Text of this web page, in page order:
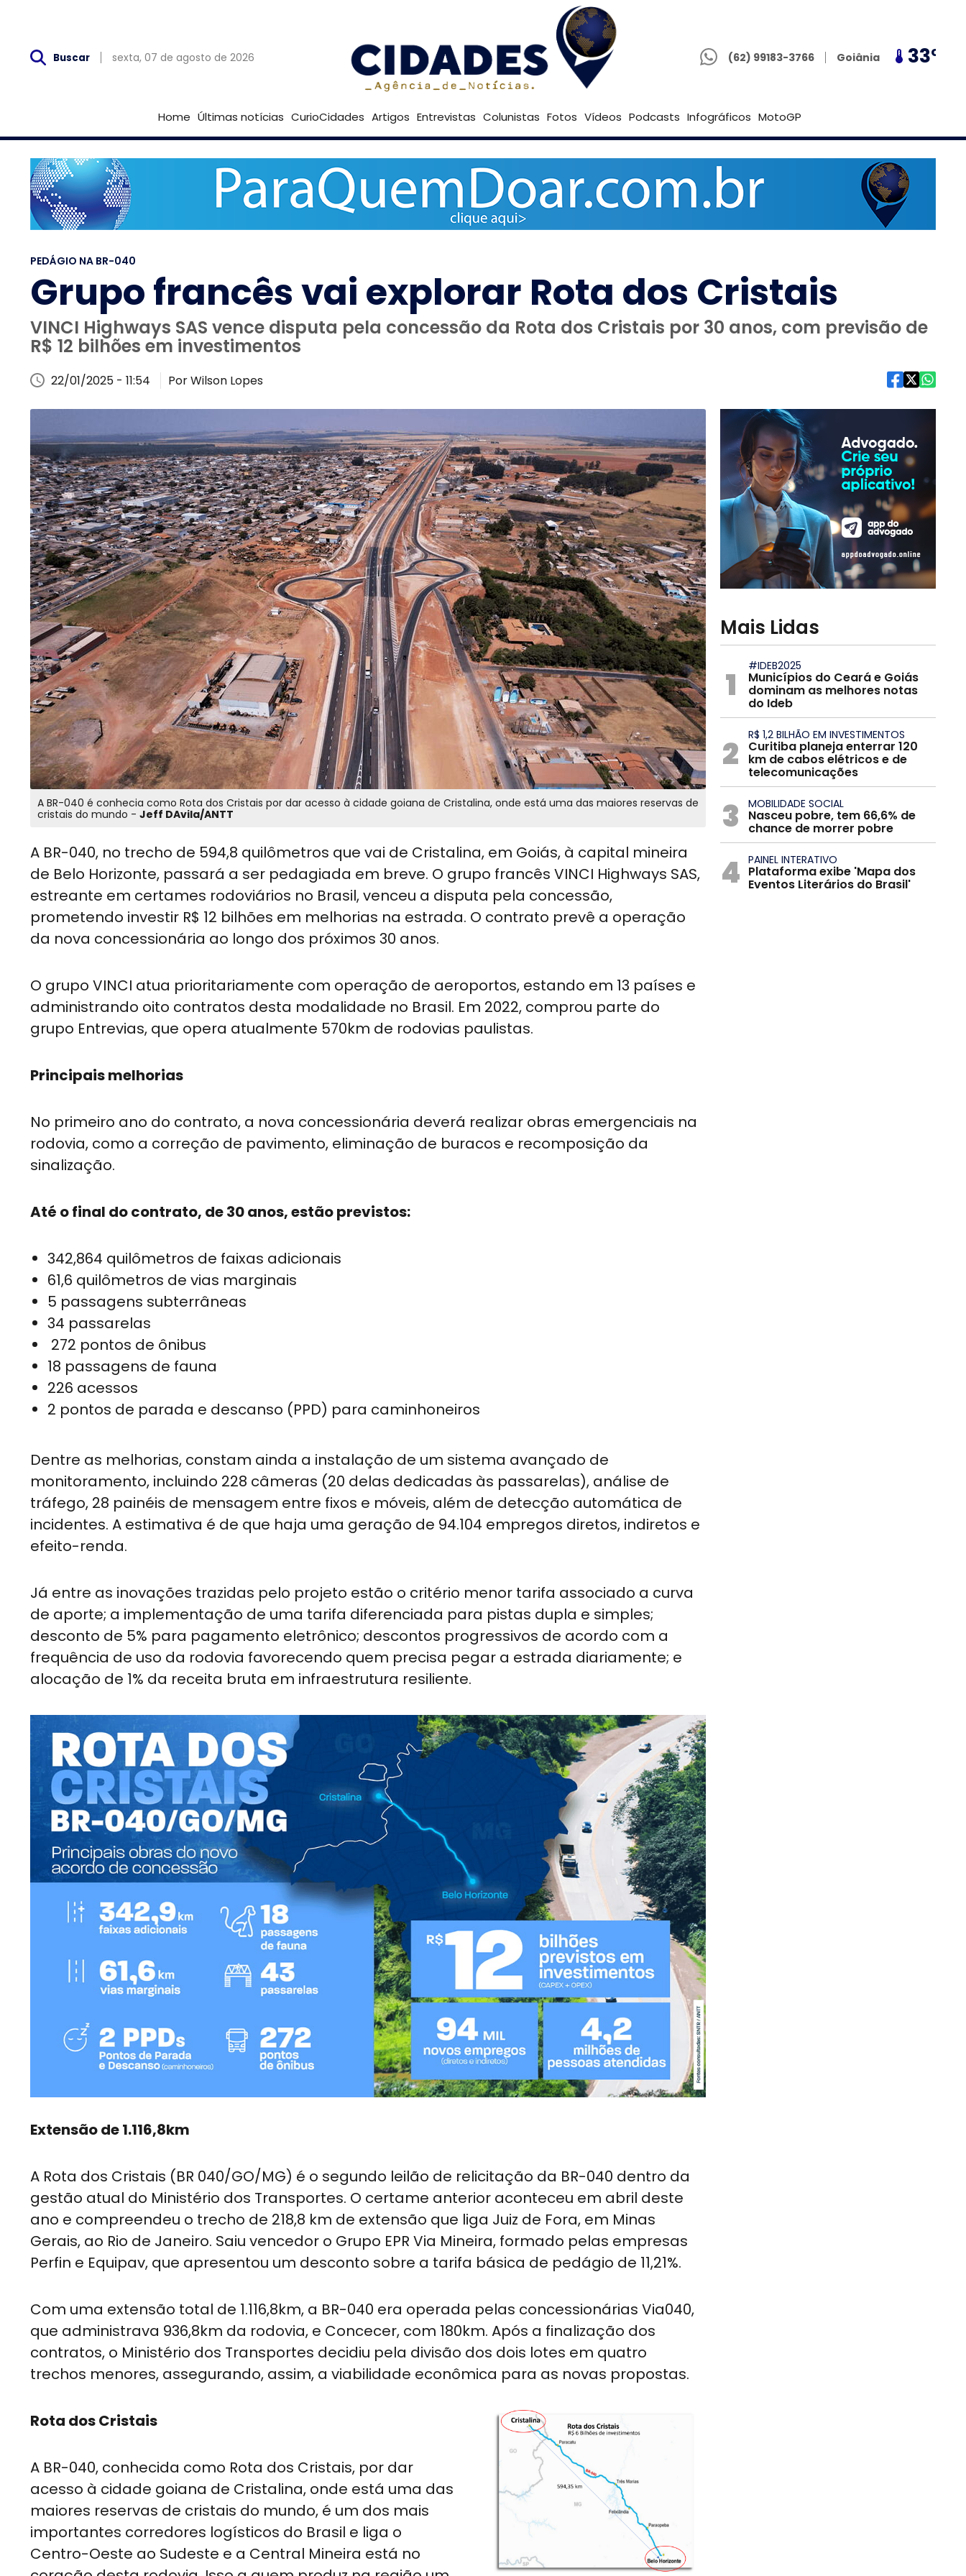
Buscar sexta, 07 de agosto de 2026 (62) 99183-3766
Goiânia 33º Brasília Goiânia 33º Brasília 30º
Home Últimas notícias CurioCidades Artigos Entrevistas Colunistas Fotos Vídeos Podcasts Infográficos MotoGP
PEDÁGIO NA BR-040
Grupo francês vai explorar Rota dos Cristais
VINCI Highways SAS vence disputa pela concessão da Rota dos Cristais por 30 anos, com previsão de
R$ 12 bilhões em investimentos
22/01/2025 - 11:54 Por Wilson Lopes
A BR-040 é conhecia como Rota dos Cristais por dar acesso à cidade goiana de Cristalina, onde está uma das maiores reservas de
cristais do mundo - Jeff DAvila/ANTT
A BR-040, no trecho de 594,8 quilômetros que vai de Cristalina, em Goiás, à capital mineira
de Belo Horizonte, passará a ser pedagiada em breve. O grupo francês VINCI Highways SAS,
estreante em certames rodoviários no Brasil, venceu a disputa pela concessão,
prometendo investir R$ 12 bilhões em melhorias na estrada. O contrato prevê a operação
da nova concessionária ao longo dos próximos 30 anos.
O grupo VINCI atua prioritariamente com operação de aeroportos, estando em 13 países e
administrando oito contratos desta modalidade no Brasil. Em 2022, comprou parte do
grupo Entrevias, que opera atualmente 570km de rodovias paulistas.
Principais melhorias
No primeiro ano do contrato, a nova concessionária deverá realizar obras emergenciais na
rodovia, como a correção de pavimento, eliminação de buracos e recomposição da
sinalização.
Até o final do contrato, de 30 anos, estão previstos:
342,864 quilômetros de faixas adicionais
61,6 quilômetros de vias marginais
5 passagens subterrâneas
34 passarelas
272 pontos de ônibus
18 passagens de fauna
226 acessos
2 pontos de parada e descanso (PPD) para caminhoneiros
Dentre as melhorias, constam ainda a instalação de um sistema avançado de
monitoramento, incluindo 228 câmeras (20 delas dedicadas às passarelas), análise de
tráfego, 28 painéis de mensagem entre fixos e móveis, além de detecção automática de
incidentes. A estimativa é de que haja uma geração de 94.104 empregos diretos, indiretos e
efeito-renda.
Já entre as inovações trazidas pelo projeto estão o critério menor tarifa associado a curva
de aporte; a implementação de uma tarifa diferenciada para pistas dupla e simples;
desconto de 5% para pagamento eletrônico; descontos progressivos de acordo com a
frequência de uso da rodovia favorecendo quem precisa pegar a estrada diariamente; e
alocação de 1% da receita bruta em infraestrutura resiliente.
Extensão de 1.116,8km
A Rota dos Cristais (BR 040/GO/MG) é o segundo leilão de relicitação da BR-040 dentro da
gestão atual do Ministério dos Transportes. O certame anterior aconteceu em abril deste
ano e compreendeu o trecho de 218,8 km de extensão que liga Juiz de Fora, em Minas
Gerais, ao Rio de Janeiro. Saiu vencedor o Grupo EPR Via Mineira, formado pelas empresas
Perfin e Equipav, que apresentou um desconto sobre a tarifa básica de pedágio de 11,21%.
Com uma extensão total de 1.116,8km, a BR-040 era operada pelas concessionárias Via040,
que administrava 936,8km da rodovia, e Concecer, com 180km. Após a finalização dos
contratos, o Ministério dos Transportes decidiu pela divisão dos dois lotes em quatro
trechos menores, assegurando, assim, a viabilidade econômica para as novas propostas.
Rota dos Cristais
A BR-040, conhecida como Rota dos Cristais, por dar
acesso à cidade goiana de Cristalina, onde está uma das
maiores reservas de cristais do mundo, é um dos mais
importantes corredores logísticos do Brasil e liga o
Centro-Oeste ao Sudeste e a Central Mineira está no
Mais Lidas
1 #IDEB2025
Municípios do Ceará e Goiás
dominam as melhores notas
do Ideb
2 R$ 1,2 BILHÃO EM INVESTIMENTOS
Curitiba planeja enterrar 120
km de cabos elétricos e de
telecomunicações
3 MOBILIDADE SOCIAL
Nasceu pobre, tem 66,6% de
chance de morrer pobre
4 PAINEL INTERATIVO
Plataforma exibe 'Mapa dos
Eventos Literários do Brasil'